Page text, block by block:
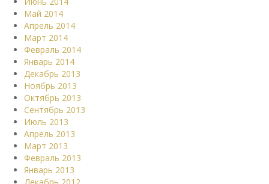
Май 2014
Апрель 2014
Март 2014
Февраль 2014
Январь 2014
Декабрь 2013
Ноябрь 2013
Октябрь 2013
Сентябрь 2013
Июль 2013
Апрель 2013
Март 2013
Февраль 2013
Январь 2013